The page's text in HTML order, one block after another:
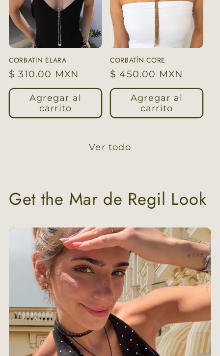
CORBATIN ELARA
Precio
habitual
$ 310.00 MXN
Agregar al
carrito
CORBATÍN CORE
Precio
habitual
$ 450.00 MXN
Agregar al
carrito
Ver todo
Get the Mar de Regil Look